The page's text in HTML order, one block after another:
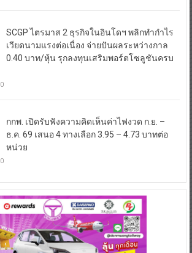
SCGP ไตรมาส 2 ธุรกิจในอินโดฯ พลิกทำกำไร
เวียดนามแรงต่อเนื่อง จ่ายปันผลระหว่างกาล
0.40 บาท/หุ้น รุกลงทุนเสริมพอร์ตโซลูชันครบ
0
กกพ. เปิดรับฟังความคิดเห็นค่าไฟงวด ก.ย. –
ธ.ค. 69 เสนอ 4 ทางเลือก 3.95 – 4.73 บาทต่อ
หน่วย
0